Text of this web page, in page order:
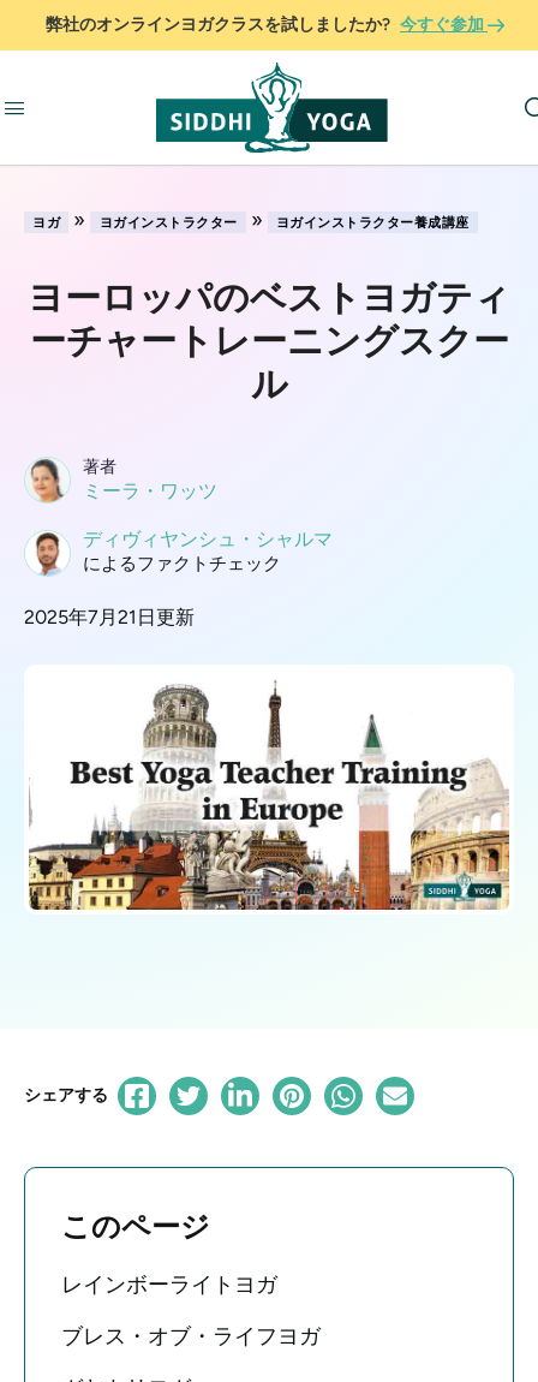
弊社のオンラインヨガクラスを試しましたか? 今すぐ参加
ヨガ » ヨガインストラクター » ヨガインストラクター養成講座
ヨーロッパのベストヨガティ
ーチャートレーニングスクー
ル
著者
ミーラ・ワッツ
ディヴィヤンシュ・シャルマ
によるファクトチェック
2025年7月21日更新
シェアする
このページ
レインボーライトヨガ
ブレス・オブ・ライフヨガ